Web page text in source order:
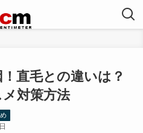
直毛との違いは？
対策方法